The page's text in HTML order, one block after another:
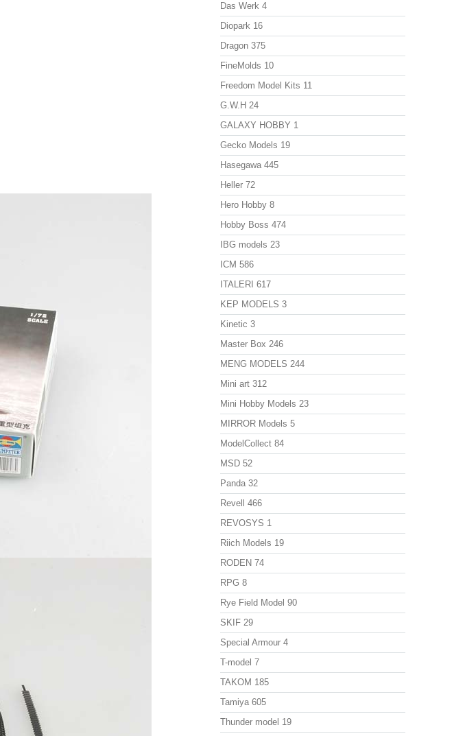
Das Werk 4
Diopark 16
Dragon 375
FineMolds 10
Freedom Model Kits 11
G.W.H 24
GALAXY HOBBY 1
Gecko Models 19
Hasegawa 445
Heller 72
Hero Hobby 8
Hobby Boss 474
IBG models 23
ICM 586
ITALERI 617
KEP MODELS 3
Kinetic 3
Master Box 246
MENG MODELS 244
Mini art 312
Mini Hobby Models 23
MIRROR Models 5
ModelСollect 84
MSD 52
Panda 32
Revell 466
REVOSYS 1
Riich Models 19
RODEN 74
RPG 8
Rye Field Model 90
SKIF 29
Special Armour 4
T-model 7
TAKOM 185
Tamiya 605
Thunder model 19